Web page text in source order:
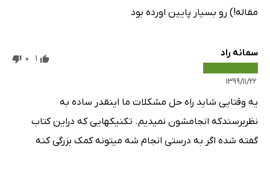
چگونه سطح انرژی خود را بالا ببریم؟
مقاله!) رو بسیار پایین اورده بود
سمانه راد
۱۳۹۹/۱۱/۲۲
1
0
یه وقتایی شاید راه حل مشکلات ما اینقدر ساده به
نظربرسندکه انجامشون نمیدیم. تکنیکهایی که دراین کتاب
گفته شده اگر به درستی انجام شه میتونه کمک بزرگی کنه